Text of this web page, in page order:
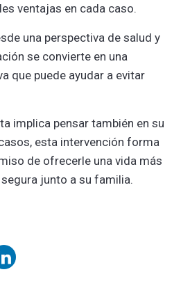
ventajas en cada caso.
una perspectiva de salud y
se convierte en una
que puede ayudar a evitar
implica pensar también en su
esta intervención forma
de ofrecerle una vida más
junto a su familia.